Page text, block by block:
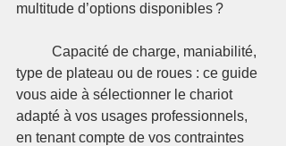
multitude d’options disponibles ?
type de plateau ou de roues : ce guide
vous aide à sélectionner le chariot
adapté à vos usages professionnels,
en tenant compte de vos contraintes